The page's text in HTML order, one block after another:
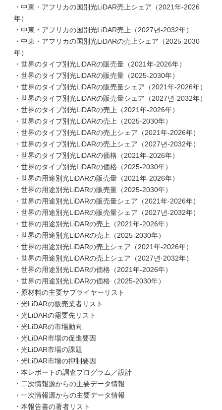
・中東・アフリカの国別光LiDAR売上シェア（2021年-2026
年）
・中東・アフリカの国別光LiDAR売上（2027년-2032年）
・中東・アフリカの国別光LiDARの売上シェア（2025-2030
年）
・世界のタイプ別光LiDARの販売量（2021年-2026年）
・世界のタイプ別光LiDARの販売量（2025-2030年）
・世界のタイプ別光LiDARの販売量シェア（2021年-2026年）
・世界のタイプ別光LiDARの販売量シェア（2027년-2032年）
・世界のタイプ別光LiDARの売上（2021年-2026年）
・世界のタイプ別光LiDARの売上（2025-2030年）
・世界のタイプ別光LiDARの売上シェア（2021年-2026年）
・世界のタイプ別光LiDARの売上シェア（2027년-2032年）
・世界のタイプ別光LiDARの価格（2021年-2026年）
・世界のタイプ別光LiDARの価格（2025-2030年）
・世界の用途別光LiDARの販売量（2021年-2026年）
・世界の用途別光LiDARの販売量（2025-2030年）
・世界の用途別光LiDARの販売量シェア（2021年-2026年）
・世界の用途別光LiDARの販売量シェア（2027년-2032年）
・世界の用途別光LiDARの売上（2021年-2026年）
・世界の用途別光LiDARの売上（2025-2030年）
・世界の用途別光LiDARの売上シェア（2021年-2026年）
・世界の用途別光LiDARの売上シェア（2027년-2032年）
・世界の用途別光LiDARの価格（2021年-2026年）
・世界の用途別光LiDARの価格（2025-2030年）
・原材料の主要サプライヤーリスト
・光LiDARの販売業者リスト
・光LiDARの需要先リスト
・光LiDARの市場動向
・光LiDAR市場の促進要因
・光LiDAR市場の課題
・光LiDAR市場の抑制要因
・本レポートの調査プログラム／設計
・二次情報源からの主要データ情報
・一次情報源からの主要データ情報
・本報告書の著者リスト